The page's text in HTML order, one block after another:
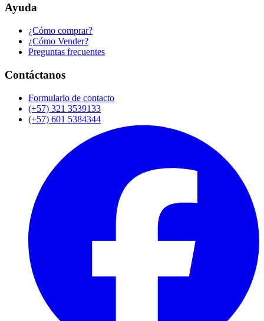
Ayuda
¿Cómo comprar?
¿Cómo Vender?
Preguntas frecuentes
Contáctanos
Formulario de contacto
(+57) 321 3539133
(+57) 601 5384344